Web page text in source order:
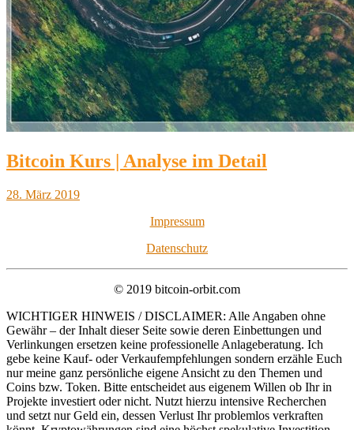
Bitcoin Kurs | Analyse im Detail
28. März 2019
Impressum
Datenschutz
© 2019 bitcoin-orbit.com
WICHTIGER HINWEIS / DISCLAIMER: Alle Angaben ohne
Gewähr – der Inhalt dieser Seite sowie deren Einbettungen und
Verlinkungen ersetzen keine professionelle Anlageberatung. Ich
gebe keine Kauf- oder Verkaufempfehlungen sondern erzähle Euch
nur meine ganz persönliche eigene Ansicht zu den Themen und
Coins bzw. Token. Bitte entscheidet aus eigenem Willen ob Ihr in
Projekte investiert oder nicht. Nutzt hierzu intensive Recherchen
und setzt nur Geld ein, dessen Verlust Ihr problemlos verkraften